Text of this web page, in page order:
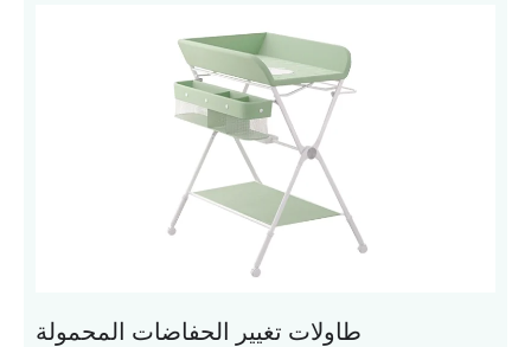
طاولات تغيير الحفاضات المحمولة